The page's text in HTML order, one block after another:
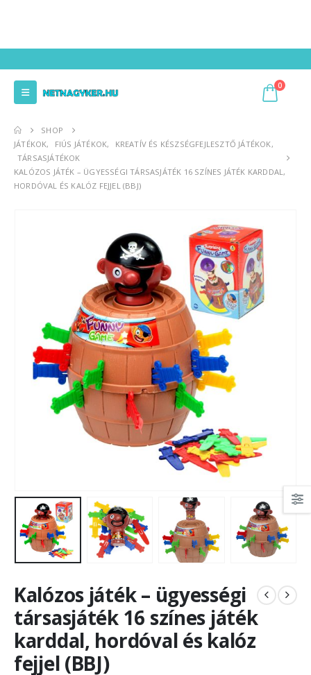
0
SHOP
JÁTÉKOK, FIÚS JÁTÉKOK, KREATÍV ÉS KÉSZSÉGFEJLESZTŐ JÁTÉKOK,
TÁRSASJÁTÉKOK
KALÓZOS JÁTÉK – ÜGYESSÉGI TÁRSASJÁTÉK 16 SZÍNES JÁTÉK KARDDAL,
HORDÓVAL ÉS KALÓZ FEJJEL (BBJ)
Kalózos játék – ügyességi
társasjáték 16 színes játék
karddal, hordóval és kalóz
fejjel (BBJ)